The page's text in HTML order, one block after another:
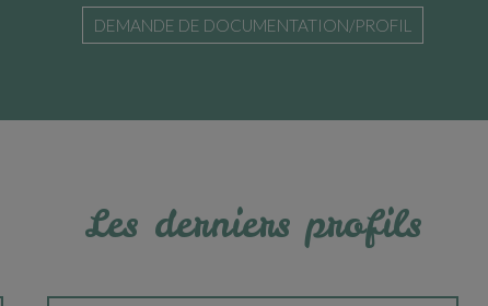
DEMANDE DE DOCUMENTATION/PROFIL
Les derniers profils